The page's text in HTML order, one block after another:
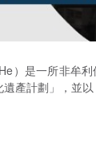
）是一所非牟
產計劃」，並